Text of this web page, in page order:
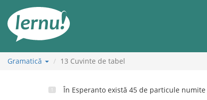
conținut
Gramatică 13 Cuvinte de tabel
În Esperanto există 45 de particule numite